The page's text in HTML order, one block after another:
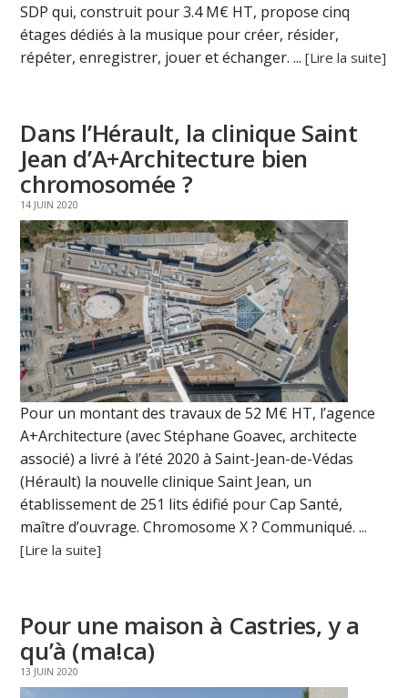
SDP qui, construit pour 3.4 M€ HT, propose cinq
étages dédiés à la musique pour créer, résider,
répéter, enregistrer, jouer et échanger. ...[Lire la suite]
Dans l’Hérault, la clinique Saint
Jean d’A+Architecture bien
chromosomée ?
14 JUIN 2020
Pour un montant des travaux de 52 M€ HT, l’agence
A+Architecture (avec Stéphane Goavec, architecte
associé) a livré à l’été 2020 à Saint-Jean-de-Védas
(Hérault) la nouvelle clinique Saint Jean, un
établissement de 251 lits édifié pour Cap Santé,
maître d’ouvrage. Chromosome X ? Communiqué. ...
[Lire la suite]
Pour une maison à Castries, y a
qu’à (ma!ca)
13 JUIN 2020